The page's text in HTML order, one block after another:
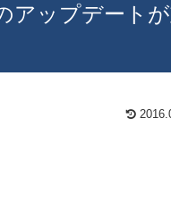
アップデート